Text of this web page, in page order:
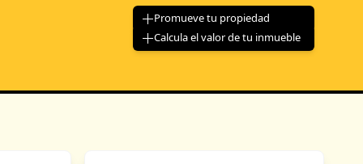
Promueve tu propiedad
Calcula el valor de tu inmueble